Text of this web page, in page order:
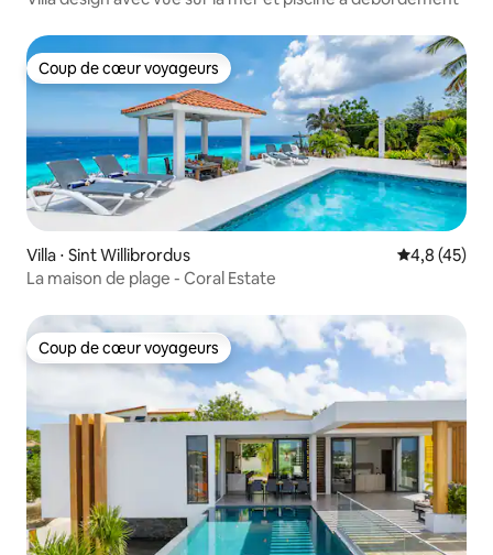
Coup de cœur voyageurs
Coup de cœur voyageurs
Villa ⋅ Sint Willibrordus Évaluation
4,8 (45)
La maison de plage - Coral Estate
Coup de cœur voyageurs
Coup de cœur voyageurs